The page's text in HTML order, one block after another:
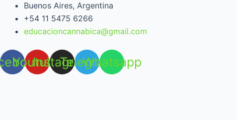
Buenos Aires, Argentina
+54 11 5475 6266
educacioncannabica@gmail.com
Youtube
Instagram
Telegram
Whatsapp